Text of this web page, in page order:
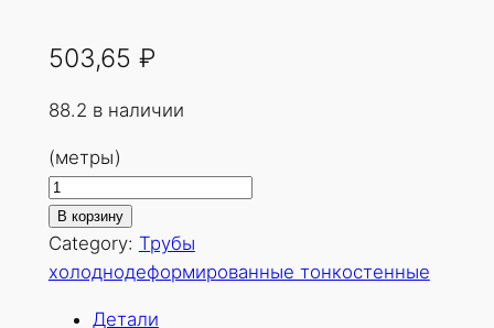
503,65 ₽
88.2 в наличии
(метры)
К
о
л
и
В корзину
Category: Трубы
холоднодеформированные тонкостенные
Детали